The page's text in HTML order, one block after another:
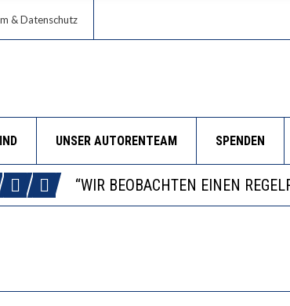
& Datenschutz
UNSER AUTORENTEAM SPENDEN
ICH WILL MEHR EVIDENZ UND
WORAUS WÄCHST, WAS KINDER
“WIR BEOBACHTEN EINEN
DIE VERSTÄRKTE